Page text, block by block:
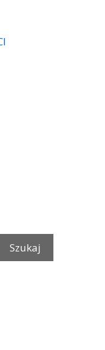
Szukaj